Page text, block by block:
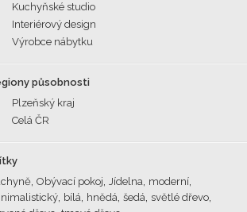
Kuchyňské studio
Interiérový design
Výrobce nábytku
působnosti
Plzeňský kraj
Celá ČR
Obývací pokoj Jídelna moderní
bílá hnědá šedá světlé dřevo